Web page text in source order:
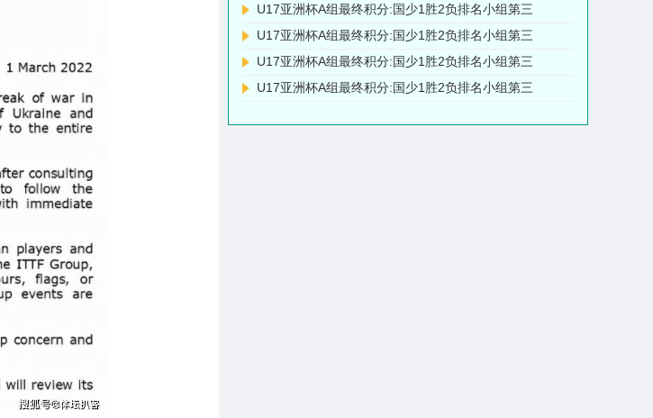
U17亚洲杯A组最终积分:国少1胜2负排名小组第三
U17亚洲杯A组最终积分:国少1胜2负排名小组第三
U17亚洲杯A组最终积分:国少1胜2负排名小组第三
U17亚洲杯A组最终积分:国少1胜2负排名小组第三